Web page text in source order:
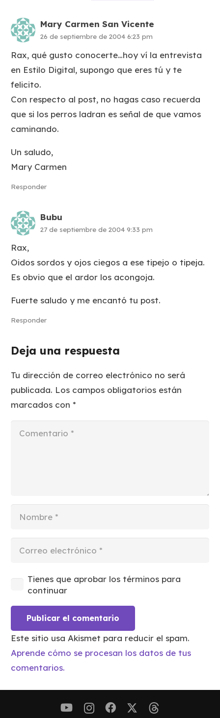
Mary Carmen San Vicente
26 de septiembre de 2004 6:23 pm
Rax, qué gusto conocerte…hoy ví la entrevista
en Estilo Digital, supongo que eres tú y te
felicito.
Con respecto al post, no hagas caso recuerda
que si los perros ladran es señal de que vamos
caminando.
Un saludo,
Mary Carmen
Responder
Bubu
27 de septiembre de 2004 9:33 pm
Rax,
Oidos sordos y ojos ciegos a ese tipejo o tipeja.
Es obvio que el ardor los acongoja.
Fuerte saludo y me encantó tu post.
Responder
Deja una respuesta
Tu dirección de correo electrónico no será
publicada. Los campos obligatorios están
marcados con*
Tienes que aprobar los términos para
continuar
Publicar el comentario
Este sitio usa Akismet para reducir el spam.
Aprende cómo se procesan los datos de tus
comentarios.